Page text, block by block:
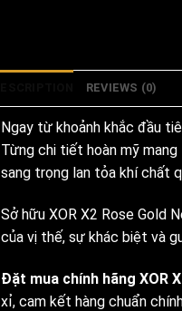
REVIEWS (0)
Ngay từ khoảnh khắc đầu
Từng chi tiết hoàn mỹ
sang trọng lan tỏa khí chất
Sở hữu XOR X2 Rose Gold
của vị thế, sự khác biệt và
Đặt mua chính hãng XOR
xỉ, cam kết hàng chuẩn